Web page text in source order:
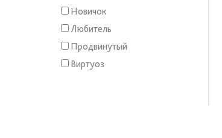
Новичок
Любитель
Продвинутый
Виртуоз